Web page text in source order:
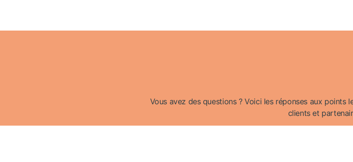
Vous avez des questions ? Voici les réponses aux points
clients et